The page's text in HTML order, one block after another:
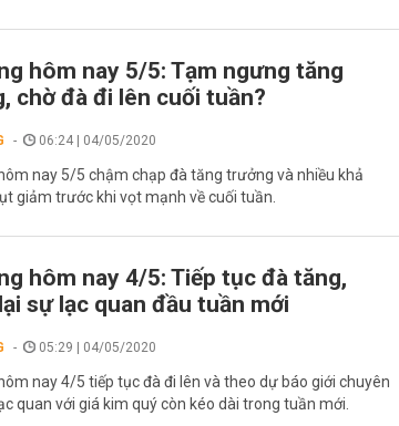
hôm nay 5/5: Tạm ngưng tăng
chờ đà đi lên cuối tuần?
06:24 | 04/05/2020
nay 5/5 chậm chạp đà tăng trưởng và nhiều khả
giảm trước khi vọt mạnh về cuối tuần.
hôm nay 4/5: Tiếp tục đà tăng,
sự lạc quan đầu tuần mới
05:29 | 04/05/2020
nay 4/5 tiếp tục đà đi lên và theo dự báo giới chuyên
quan với giá kim quý còn kéo dài trong tuần mới.